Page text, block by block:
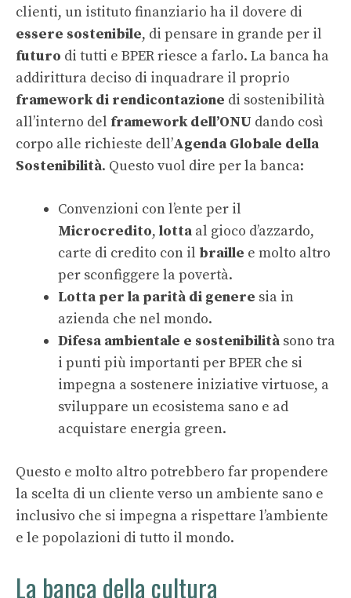
clienti, un istituto finanziario ha il dovere di
essere sostenibile, di pensare in grande per il
futuro di tutti e BPER riesce a farlo. La banca ha
addirittura deciso di inquadrare il proprio
framework di rendicontazione di sostenibilità
all’interno del framework dell’ONU dando così
corpo alle richieste dell’Agenda Globale della
Sostenibilità. Questo vuol dire per la banca:
Convenzioni con l’ente per il
Microcredito, lotta al gioco d’azzardo,
carte di credito con il braille e molto altro
per sconfiggere la povertà.
Lotta per la parità di genere sia in
azienda che nel mondo.
Difesa ambientale e sostenibilità sono tra
i punti più importanti per BPER che si
impegna a sostenere iniziative virtuose, a
sviluppare un ecosistema sano e ad
acquistare energia green.
Questo e molto altro potrebbero far propendere
la scelta di un cliente verso un ambiente sano e
inclusivo che si impegna a rispettare l’ambiente
e le popolazioni di tutto il mondo.
La banca della cultura